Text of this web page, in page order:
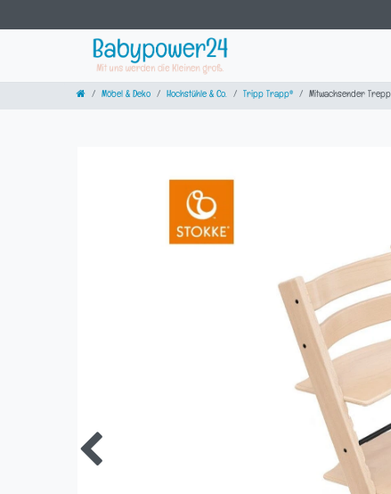
Möbel & Deko Hochstühle & Co. Tripp Trapp® Mitwachsender